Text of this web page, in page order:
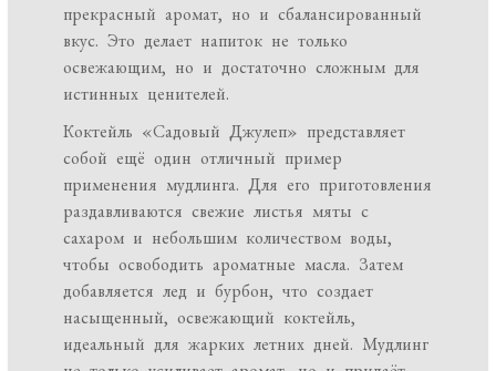
прекрасный аромат, но и сбалансированный
вкус. Это делает напиток не только
освежающим, но и достаточно сложным для
истинных ценителей.
Коктейль «Садовый Джулеп» представляет
собой ещё один отличный пример
применения мудлинга. Для его приготовления
раздавливаются свежие листья мяты с
сахаром и небольшим количеством воды,
чтобы освободить ароматные масла. Затем
добавляется лед и бурбон, что создает
насыщенный, освежающий коктейль,
идеальный для жарких летних дней. Мудлинг